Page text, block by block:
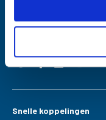
Darlington,
Co Durham,
Snelle koppelingen